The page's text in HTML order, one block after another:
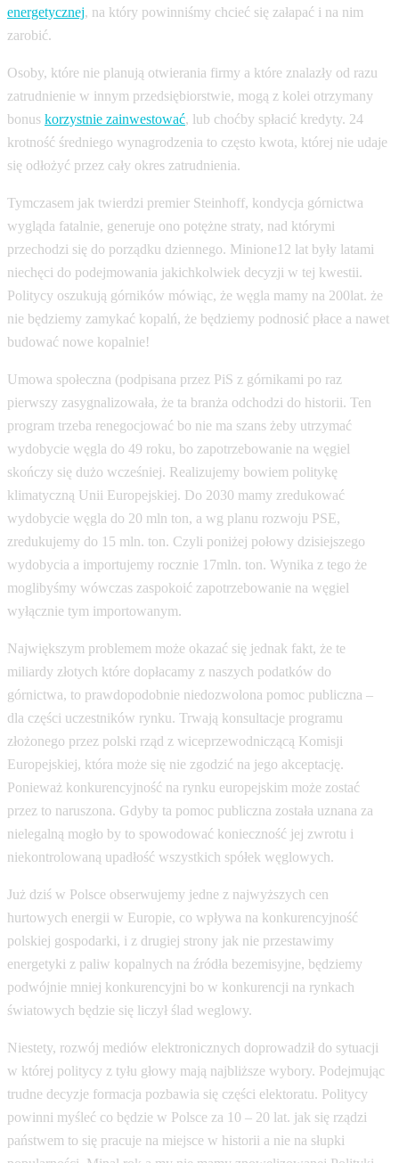
energetycznej, na który powinniśmy chcieć się załapać i na nim
zarobić.
Osoby, które nie planują otwierania firmy a które znalazły od razu
zatrudnienie w innym przedsiębiorstwie, mogą z kolei otrzymany
bonus korzystnie zainwestować, lub choćby spłacić kredyty. 24
krotność średniego wynagrodzenia to często kwota, której nie udaje
się odłożyć przez cały okres zatrudnienia.
Tymczasem jak twierdzi premier Steinhoff, kondycja górnictwa
wygląda fatalnie, generuje ono potężne straty, nad którymi
przechodzi się do porządku dziennego. Minione12 lat były latami
niechęci do podejmowania jakichkolwiek decyzji w tej kwestii.
Politycy oszukują górników mówiąc, że węgla mamy na 200lat. że
nie będziemy zamykać kopalń, że będziemy podnosić płace a nawet
budować nowe kopalnie!
Umowa społeczna (podpisana przez PiS z górnikami po raz
pierwszy zasygnalizowała, że ta branża odchodzi do historii. Ten
program trzeba renegocjować bo nie ma szans żeby utrzymać
wydobycie węgla do 49 roku, bo zapotrzebowanie na węgiel
skończy się dużo wcześniej. Realizujemy bowiem politykę
klimatyczną Unii Europejskiej. Do 2030 mamy zredukować
wydobycie węgla do 20 mln ton, a wg planu rozwoju PSE,
zredukujemy do 15 mln. ton. Czyli poniżej połowy dzisiejszego
wydobycia a importujemy rocznie 17mln. ton. Wynika z tego że
moglibyśmy wówczas zaspokoić zapotrzebowanie na węgiel
wyłącznie tym importowanym.
Największym problemem może okazać się jednak fakt, że te
miliardy złotych które dopłacamy z naszych podatków do
górnictwa, to prawdopodobnie niedozwolona pomoc publiczna –
dla części uczestników rynku. Trwają konsultacje programu
złożonego przez polski rząd z wiceprzewodniczącą Komisji
Europejskiej, która może się nie zgodzić na jego akceptację.
Ponieważ konkurencyjność na rynku europejskim może zostać
przez to naruszona. Gdyby ta pomoc publiczna została uznana za
nielegalną mogło by to spowodować konieczność jej zwrotu i
niekontrolowaną upadłość wszystkich spółek węglowych.
Już dziś w Polsce obserwujemy jedne z najwyższych cen
hurtowych energii w Europie, co wpływa na konkurencyjność
polskiej gospodarki, i z drugiej strony jak nie przestawimy
energetyki z paliw kopalnych na źródła bezemisyjne, będziemy
podwójnie mniej konkurencyjni bo w konkurencji na rynkach
światowych będzie się liczył ślad weglowy.
Niestety, rozwój mediów elektronicznych doprowadził do sytuacji
w której politycy z tyłu głowy mają najbliższe wybory. Podejmując
trudne decyzje formacja pozbawia się części elektoratu. Politycy
powinni myśleć co będzie w Polsce za 10 – 20 lat. jak się rządzi
państwem to się pracuje na miejsce w historii a nie na słupki